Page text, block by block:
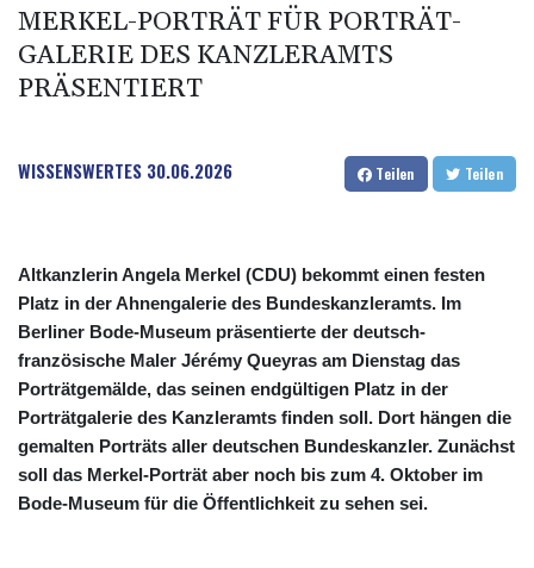
Bilger: Boni von Bahn-Managern werden an Einhaltung der
Vorgaben des Bundes geknüpft
FIFA stärkt Infantino - und holt zum Rundumschlag aus
MERKEL-PORTRÄT FÜR PORTRÄT-
GALERIE DES KANZLERAMTS
PRÄSENTIERT
WISSENSWERTES 30.06.2026 Teilen Teilen
Altkanzlerin Angela Merkel (CDU) bekommt einen festen
Platz in der Ahnengalerie des Bundeskanzleramts. Im
Berliner Bode-Museum präsentierte der deutsch-
französische Maler Jérémy Queyras am Dienstag das
Porträtgemälde, das seinen endgültigen Platz in der
Porträtgalerie des Kanzleramts finden soll. Dort hängen die
gemalten Porträts aller deutschen Bundeskanzler. Zunächst
soll das Merkel-Porträt aber noch bis zum 4. Oktober im
Bode-Museum für die Öffentlichkeit zu sehen sei.